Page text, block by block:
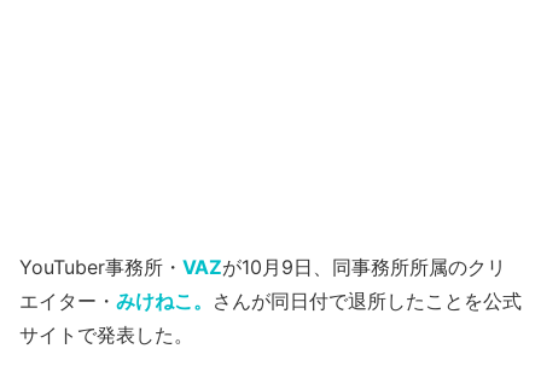
YouTuber事務所・ VAZが10月9日、同事務所所属のクリ
エイター・ みけねこ。 さんが同日付で退所したことを公式
サイトで発表した。